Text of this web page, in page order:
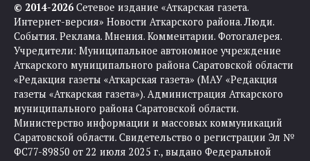
© 2014-2026Сетевое издание «Аткарская газета.
Интернет-версия» Новости Аткарского района. Люди.
События. Реклама. Мнения. Комментарии. Фотогалерея.
Учредители: Муниципальное автономное учреждение
Аткарского муниципального района Саратовской области
«Редакция газеты «Аткарская газета» (МАУ «Редакция
газеты «Аткарская газета»). Администрация Аткарского
муниципального района Саратовской области.
Министерство информации и массовых коммуникаций
Саратовской области. Свидетельство о регистрации Эл №
ФС77-89850 от 22 июля 2025 г., выдано Федеральной